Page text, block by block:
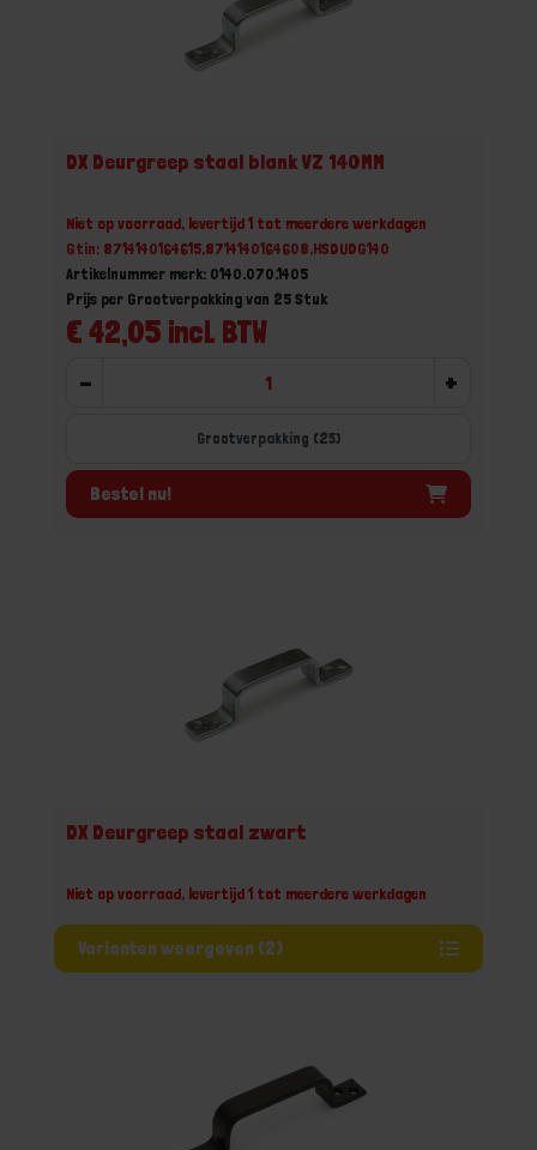
DX Deurgreep staal blank VZ 140MM
Niet op voorraad, levertijd 1 tot meerdere werkdagen
Gtin: 8714140164615,8714140164608,HSDUDG140
Artikelnummer merk: 0140.070.1405
€ 42,05 incl. BTW
Prijs per Grootverpakking van 25 Stuk
- +
Grootverpakking (25)
Bestel nu!
DX Deurgreep staal zwart
Niet op voorraad, levertijd 1 tot meerdere werkdagen
Varianten weergeven (2)